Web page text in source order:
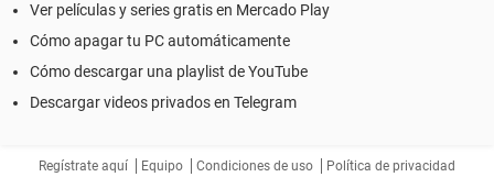
Ver películas y series gratis en Mercado Play
Cómo apagar tu PC automáticamente
Cómo descargar una playlist de YouTube
Descargar videos privados en Telegram
Regístrate aquí Equipo Condiciones de uso Política de privacidad